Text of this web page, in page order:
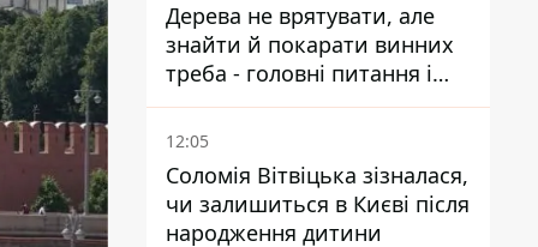
Дерева не врятувати, але
знайти й покарати винних
треба - головні питання і
висновки з конфлікту на
Теремках
12:05
Соломія Вітвіцька зізналася,
чи залишиться в Києві після
народження дитини